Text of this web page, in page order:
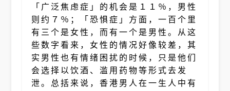
「广泛焦虑症」的机会是１１％，男性
则约７％；「恐惧症」方面，一百个里
有三个是女性，而有一个是男性。从这
些数字看来，女性的情况好像较差，其
实男性也有情绪困扰的时候，只是他们
会选择以饮酒、滥用药物等形式去发
泄。总括来说，香港男人在一生人中有